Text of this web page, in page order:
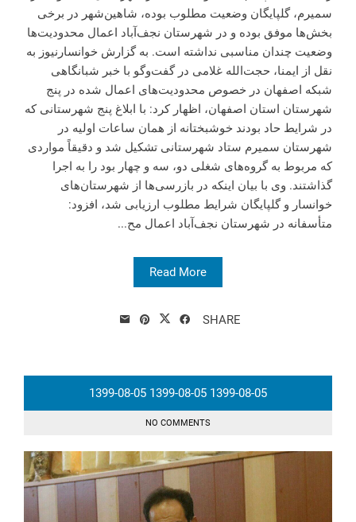
سمیرم، گلپایگان وضعیت مطلوب بوده، شاهین‌شهر در برخی
بخش‌ها موفق بوده و در شهرستان نجف‌آباد اعمال محدودیت‌ها
وضعیت چندان مناسبی نداشته است. به گزارش خوانسارنیوز به
نقل از ایمنا، حجت‌الله غلامی در گفت‌وگو با خبر شبانگاهی
شبکه اصفهان در خصوص محدودیت‌های اعمال شده در پنج
شهرستان استان اصفهان، اظهار کرد: با ابلاغ پنج شهرستانی که
در شرایط حاد بودند خوشبختانه از همان ساعات اولیه در
شهرستان سمیرم ستاد شهرستانی تشکیل شد و دقیقاً مواردی
که مربوط به گروه‌های شغلی دو، سه و چهار بود را به اجرا
گذاشتند. وی با بیان اینکه در بازرسی‌ها از شهرستان‌های
خوانسار و گلپایگان شرایط مطلوب ارزیابی شد، افزود:
متأسفانه در شهرستان نجف‌آباد اعمال مح...
Read More
SHARE
1399-08-05 1399-08-05 1399-08-05
NO COMMENTS